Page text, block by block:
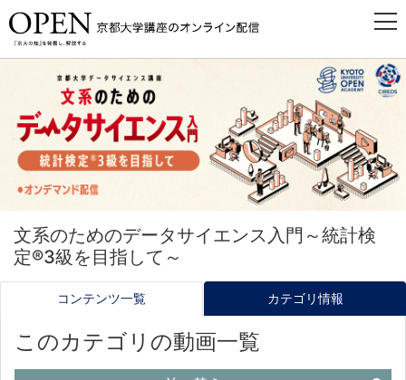
文系のためのデータサイエンス入門～統計検
定®3級を目指して～
コンテンツ一覧 カテゴリ情報
このカテゴリの動画一覧